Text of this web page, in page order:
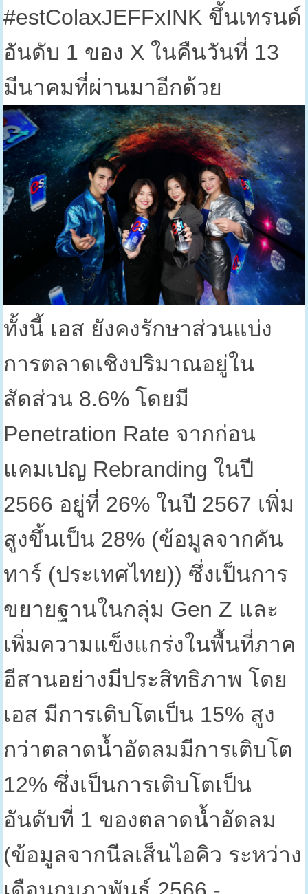
#estColaxJEFFxINK ขึ้นเทรนด์
อันดับ 1 ของ X ในคืนวันที่ 13
มีนาคมที่ผ่านมาอีกด้วย
ทั้งนี้ เอส ยังคงรักษาส่วนแบ่ง
การตลาดเชิงปริมาณอยู่ใน
สัดส่วน 8.6%โดยมี
Penetration Rate จากก่อน
แคมเปญ Rebranding ในปี
2566 อยู่ที่ 26%ในปี 2567 เพิ่ม
สูงขึ้นเป็น 28% (ข้อมูลจากคัน
ทาร์ (ประเทศไทย)) ซึ่งเป็นการ
ขยายฐานในกลุ่ม Gen Z และ
เพิ่มความแข็งแกร่งในพื้นที่ภาค
อีสานอย่างมีประสิทธิภาพ โดย
เอส มีการเติบโตเป็น 15%สูง
กว่าตลาดน้ำอัดลมมีการเติบโต
12%ซึ่งเป็นการเติบโตเป็น
อันดับที่ 1 ของตลาดน้ำอัดลม
(ข้อมูลจากนีลเส็นไอคิว ระหว่าง